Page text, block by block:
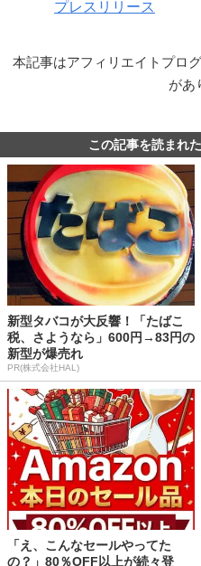
プレスリリース
本記事はアフィリエイトプロ
があ
この記事を読まれ
新型タバコが大反響！「たばこ
税、さようなら」600円→83円の
新型が爆売れ
PR(株式会社HAL)
「え、こんなセールやってた
の？」80％OFF以上が続々登